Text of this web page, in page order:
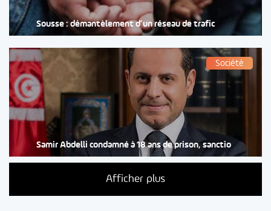
Sousse : démantèlement d’un réseau de trafic
Société
Samir Abdelli condamné à 18 ans de prison, sanctio
Afficher plus